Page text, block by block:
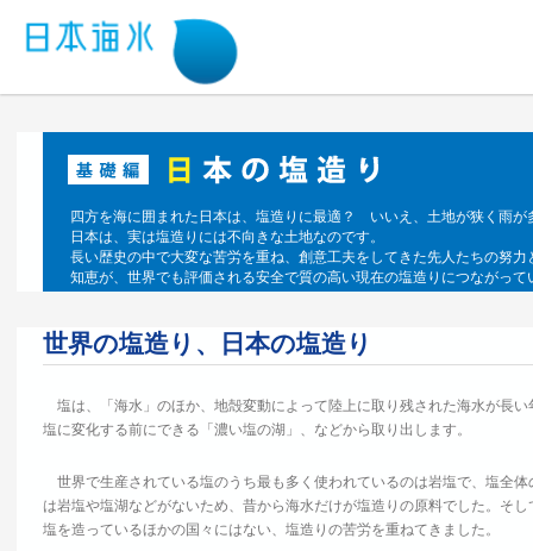
四方を海に囲まれた日本は、塩造りに最適？ いいえ、土地が狭く雨が
日本は、実は塩造りには不向きな土地なのです。
長い歴史の中で大変な苦労を重ね、創意工夫をしてきた先人たちの努力
知恵が、世界でも評価される安全で質の高い現在の塩造りにつながって
世界の塩造り、日本の塩造り
塩は、「海水」のほか、地殻変動によって陸上に取り残された海水が長
塩に変化する前にできる「濃い塩の湖」、などから取り出します。
世界で生産されている塩のうち最も多く使われているのは岩塩で、塩全
は岩塩や塩湖などがないため、昔から海水だけが塩造りの原料でした。そ
塩を造っているほかの国々にはない、塩造りの苦労を重ねてきました。